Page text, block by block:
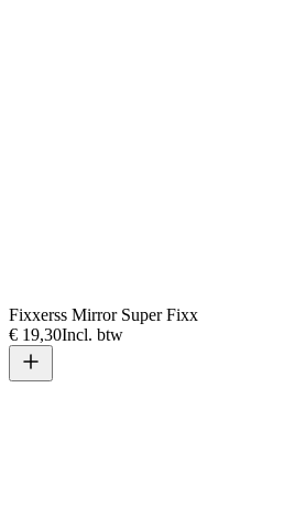
Fixxerss Mirror Super Fixx
€ 19,30Incl. btw